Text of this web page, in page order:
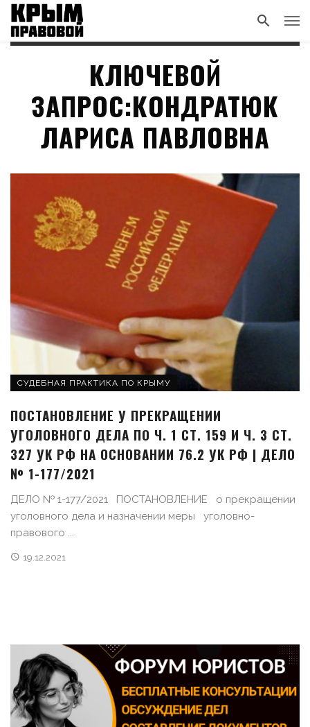
КЛЮЧЕВОЙ
ЗАПРОС:КОНДРАТЮК
ЛАРИСА ПАВЛОВНА
СУДЕБНАЯ ПРАКТИКА ПО КРЫМУ
ПОСТАНОВЛЕНИЕ У ПРЕКРАЩЕНИИ
УГОЛОВНОГО ДЕЛА ПО Ч. 1 СТ. 159 И Ч. 3 СТ.
327 УК РФ НА ОСНОВАНИИ 76.2 УК РФ | ДЕЛО
№ 1-177/2021
ДЕЛО № 1-177/2021 ПОСТАНОВЛЕНИЕ о прекращении
уголовного дела и назначении меры уголовно-
правового ...
19.12.2021